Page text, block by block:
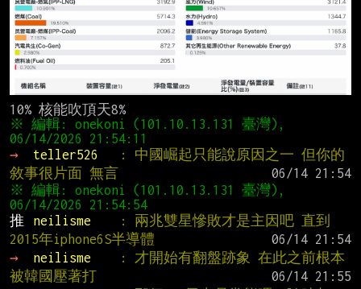
※ 編輯: onekoni (101.10.13.131 臺灣),
→
teller526
: 中國崛起只能說原因之一 但你的
敘事很片面 無言
※ 編輯: onekoni (101.10.13.131 臺灣),
推
neilisme
: 兩兆雙星慘敗才是主因吧 直到
2015年iphone6S半導體
→
neilisme
: 才開始有翻盤跡象 在此之前根本
被韓國壓著打